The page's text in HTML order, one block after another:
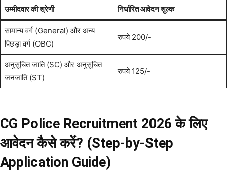
उम्मीदवार की श्रेणी निर्धारित आवेदन शुल्क
सामान्य वर्ग (General) और अन्य
पिछड़ा वर्ग (OBC)
रुपये 200/-
अनुसूचित जाति (SC) और अनुसूचित
जनजाति (ST)
रुपये 125/-
CG Police Recruitment 2026 के लिए
आवेदन कैसे करें? (Step-by-Step
Application Guide)